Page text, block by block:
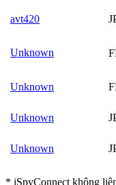
avt420
Unknown
Unknown
Unknown
Unknown
* iSpyConnect không